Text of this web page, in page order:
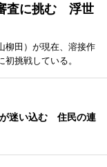
査に挑む 浮世
柳田）が現在、溶接作
挑戦している。
迷い込む 住民の連